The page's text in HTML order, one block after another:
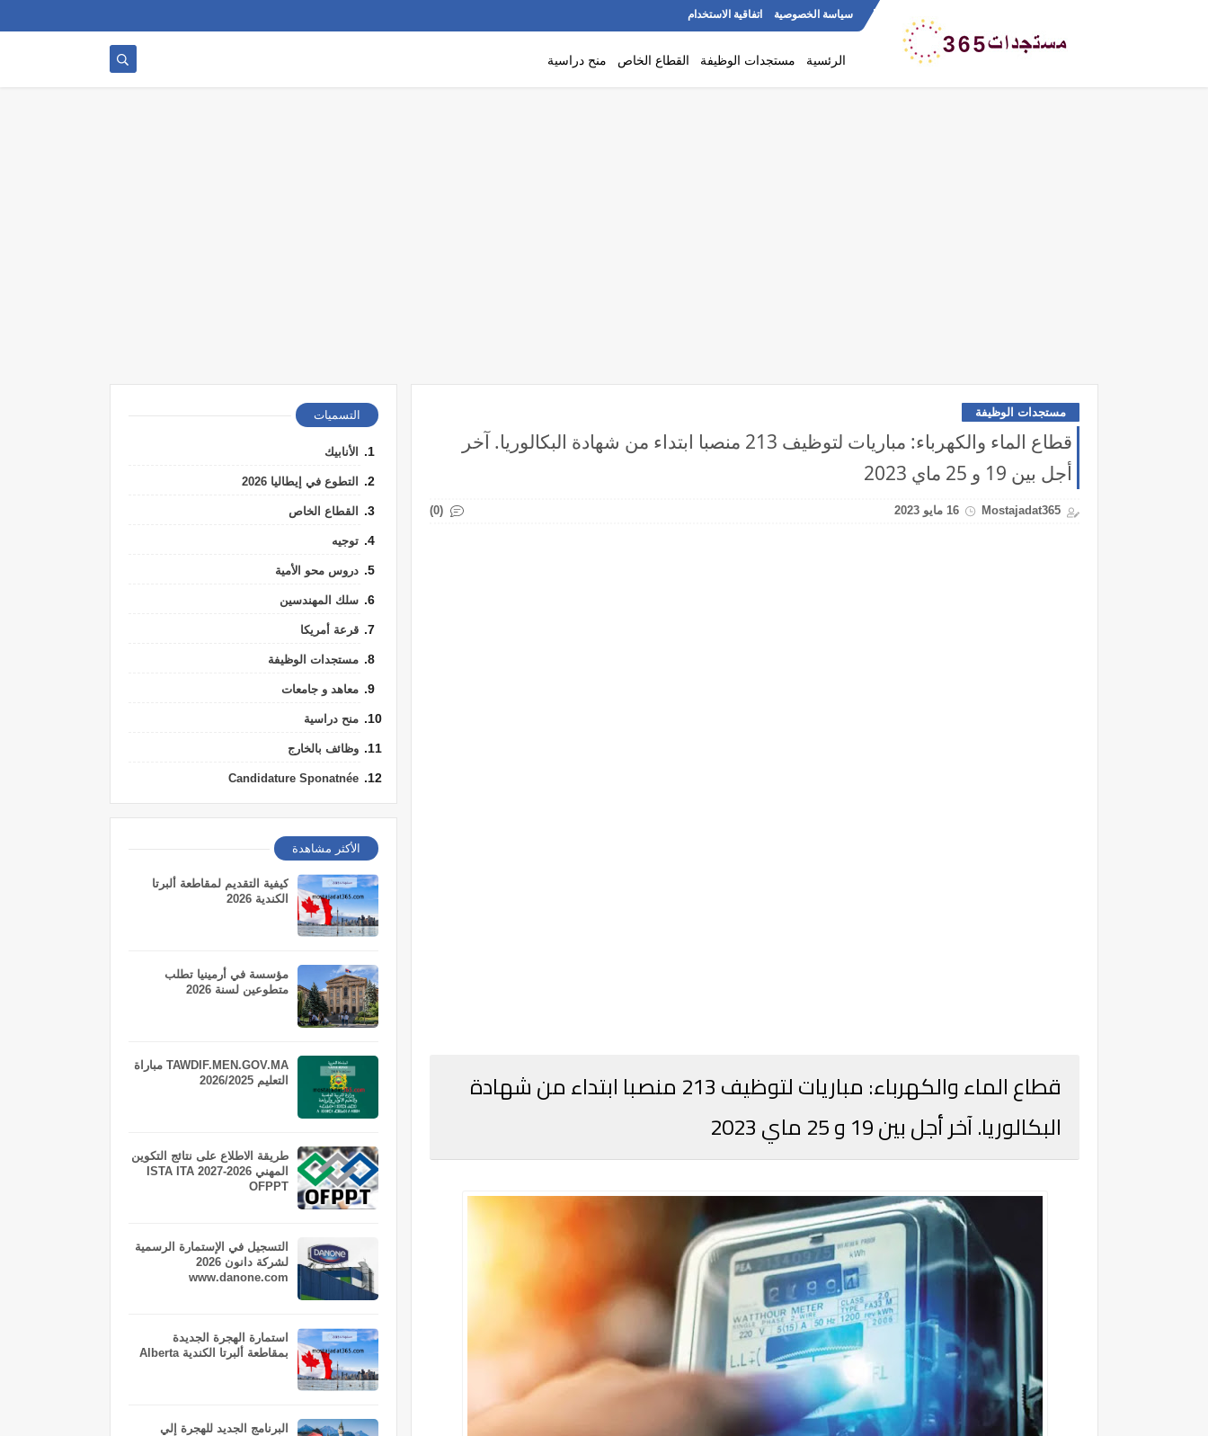
سياسة الخصوصية اتفاقية الاستخدام
الرئسية مستجدات الوظيفة القطاع الخاص منح دراسية
مستجدات الوظيفة
قطاع الماء والكهرباء: مباريات لتوظيف 213 منصبا ابتداء من شهادة البكالوريا. آخر
أجل بين 19 و 25 ماي 2023
Mostajadat365 16 مايو 2023 (0)
قطاع الماء والكهرباء: مباريات لتوظيف 213 منصبا ابتداء من شهادة
البكالوريا. آخر أجل بين 19 و 25 ماي 2023
التسميات
الأنابيك
التطوع في إيطاليا 2026
القطاع الخاص
توجيه
دروس محو الأمية
سلك المهندسين
قرعة أمريكا
مستجدات الوظيفة
معاهد و جامعات
منح دراسية
وظائف بالخارج
Candidature Sponatnée
الأكثر مشاهدة
كيفية التقديم لمقاطعة ألبرتا
الكندية 2026
مؤسسة في أرمينيا تطلب
متطوعين لسنة 2026
TAWDIF.MEN.GOV.MA مباراة
التعليم 2026/2025
طريقة الاطلاع على نتائج التكوين
المهني 2026-2027 ISTA ITA
OFPPT
التسجيل في الإستمارة الرسمية
لشركة دانون 2026
www.danone.com
استمارة الهجرة الجديدة
بمقاطعة ألبرتا الكندية Alberta
البرنامج الجديد للهجرة إلي